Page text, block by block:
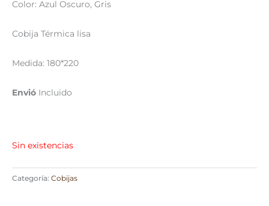
Color: Azul Oscuro, Gris
Cobija Térmica lisa
Medida: 180*220
Envió Incluido
Sin existencias
Categoría: Cobijas